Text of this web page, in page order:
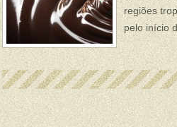
regiões
pelo início